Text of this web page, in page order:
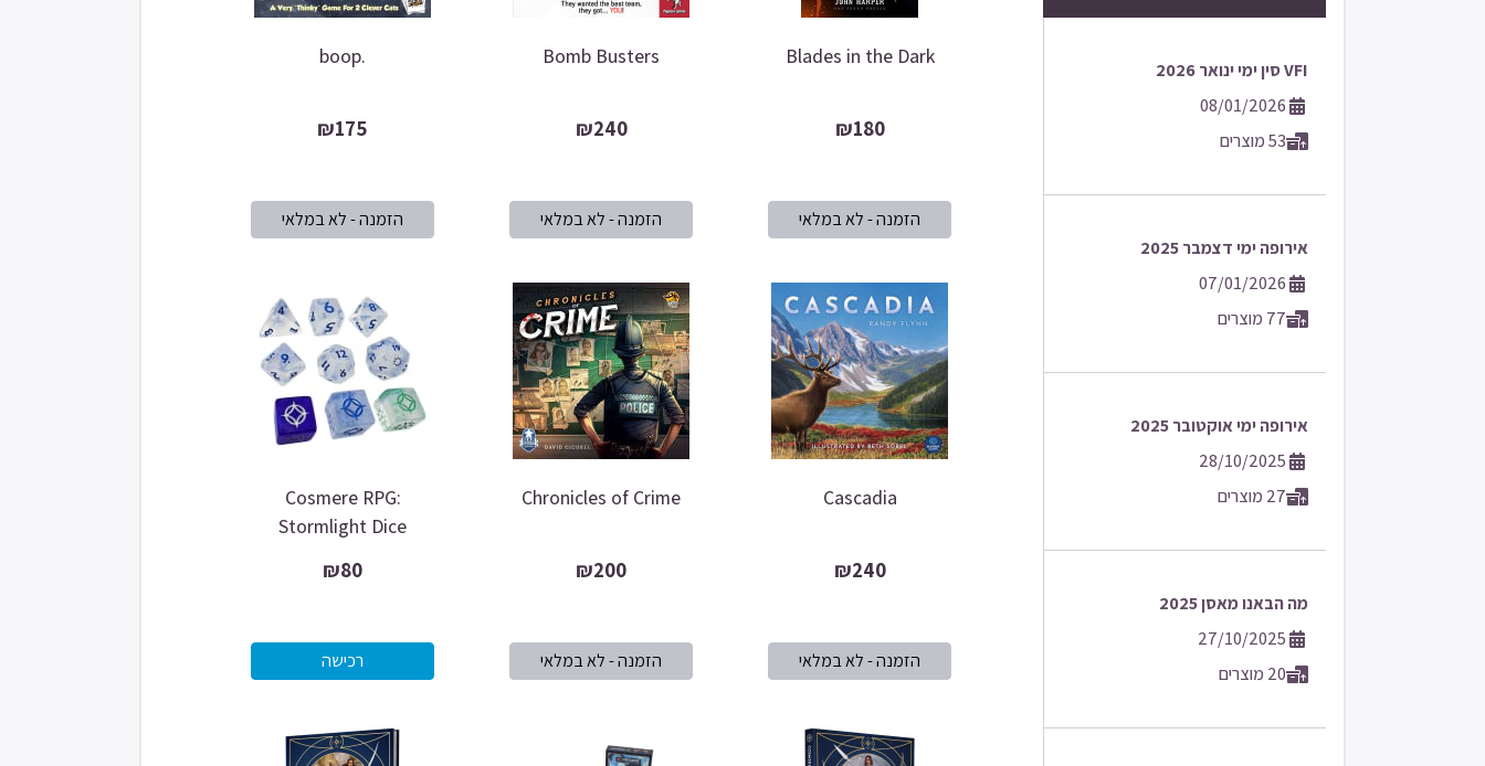
VFI סין ימי ינואר 2026
08/01/2026
53 מוצרים
אירופה ימי דצמבר 2025
07/01/2026
77 מוצרים
אירופה ימי אוקטובר 2025
28/10/2025
27 מוצרים
מה הבאנו מאסן 2025
27/10/2025
20 מוצרים
Blades in the Dark
₪180
Bomb Busters
₪240
boop.
₪175
Cascadia
₪240
Chronicles of Crime
₪200
Cosmere RPG:
Stormlight Dice
₪80